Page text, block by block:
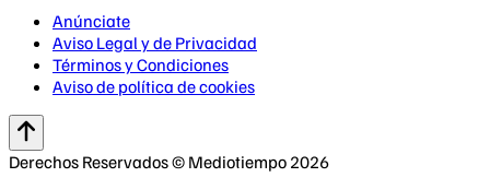
Anúnciate
Aviso Legal y de Privacidad
Términos y Condiciones
Aviso de política de cookies
Derechos Reservados © Mediotiempo 2026